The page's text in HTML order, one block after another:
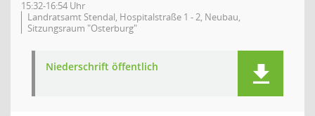
15:32-16:54 Uhr
Landratsamt Stendal, Hospitalstraße 1 - 2, Neubau,
Sitzungsraum "Osterburg"
Niederschrift öffentlich